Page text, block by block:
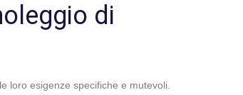
di
loro esigenze specifiche e mutevoli.